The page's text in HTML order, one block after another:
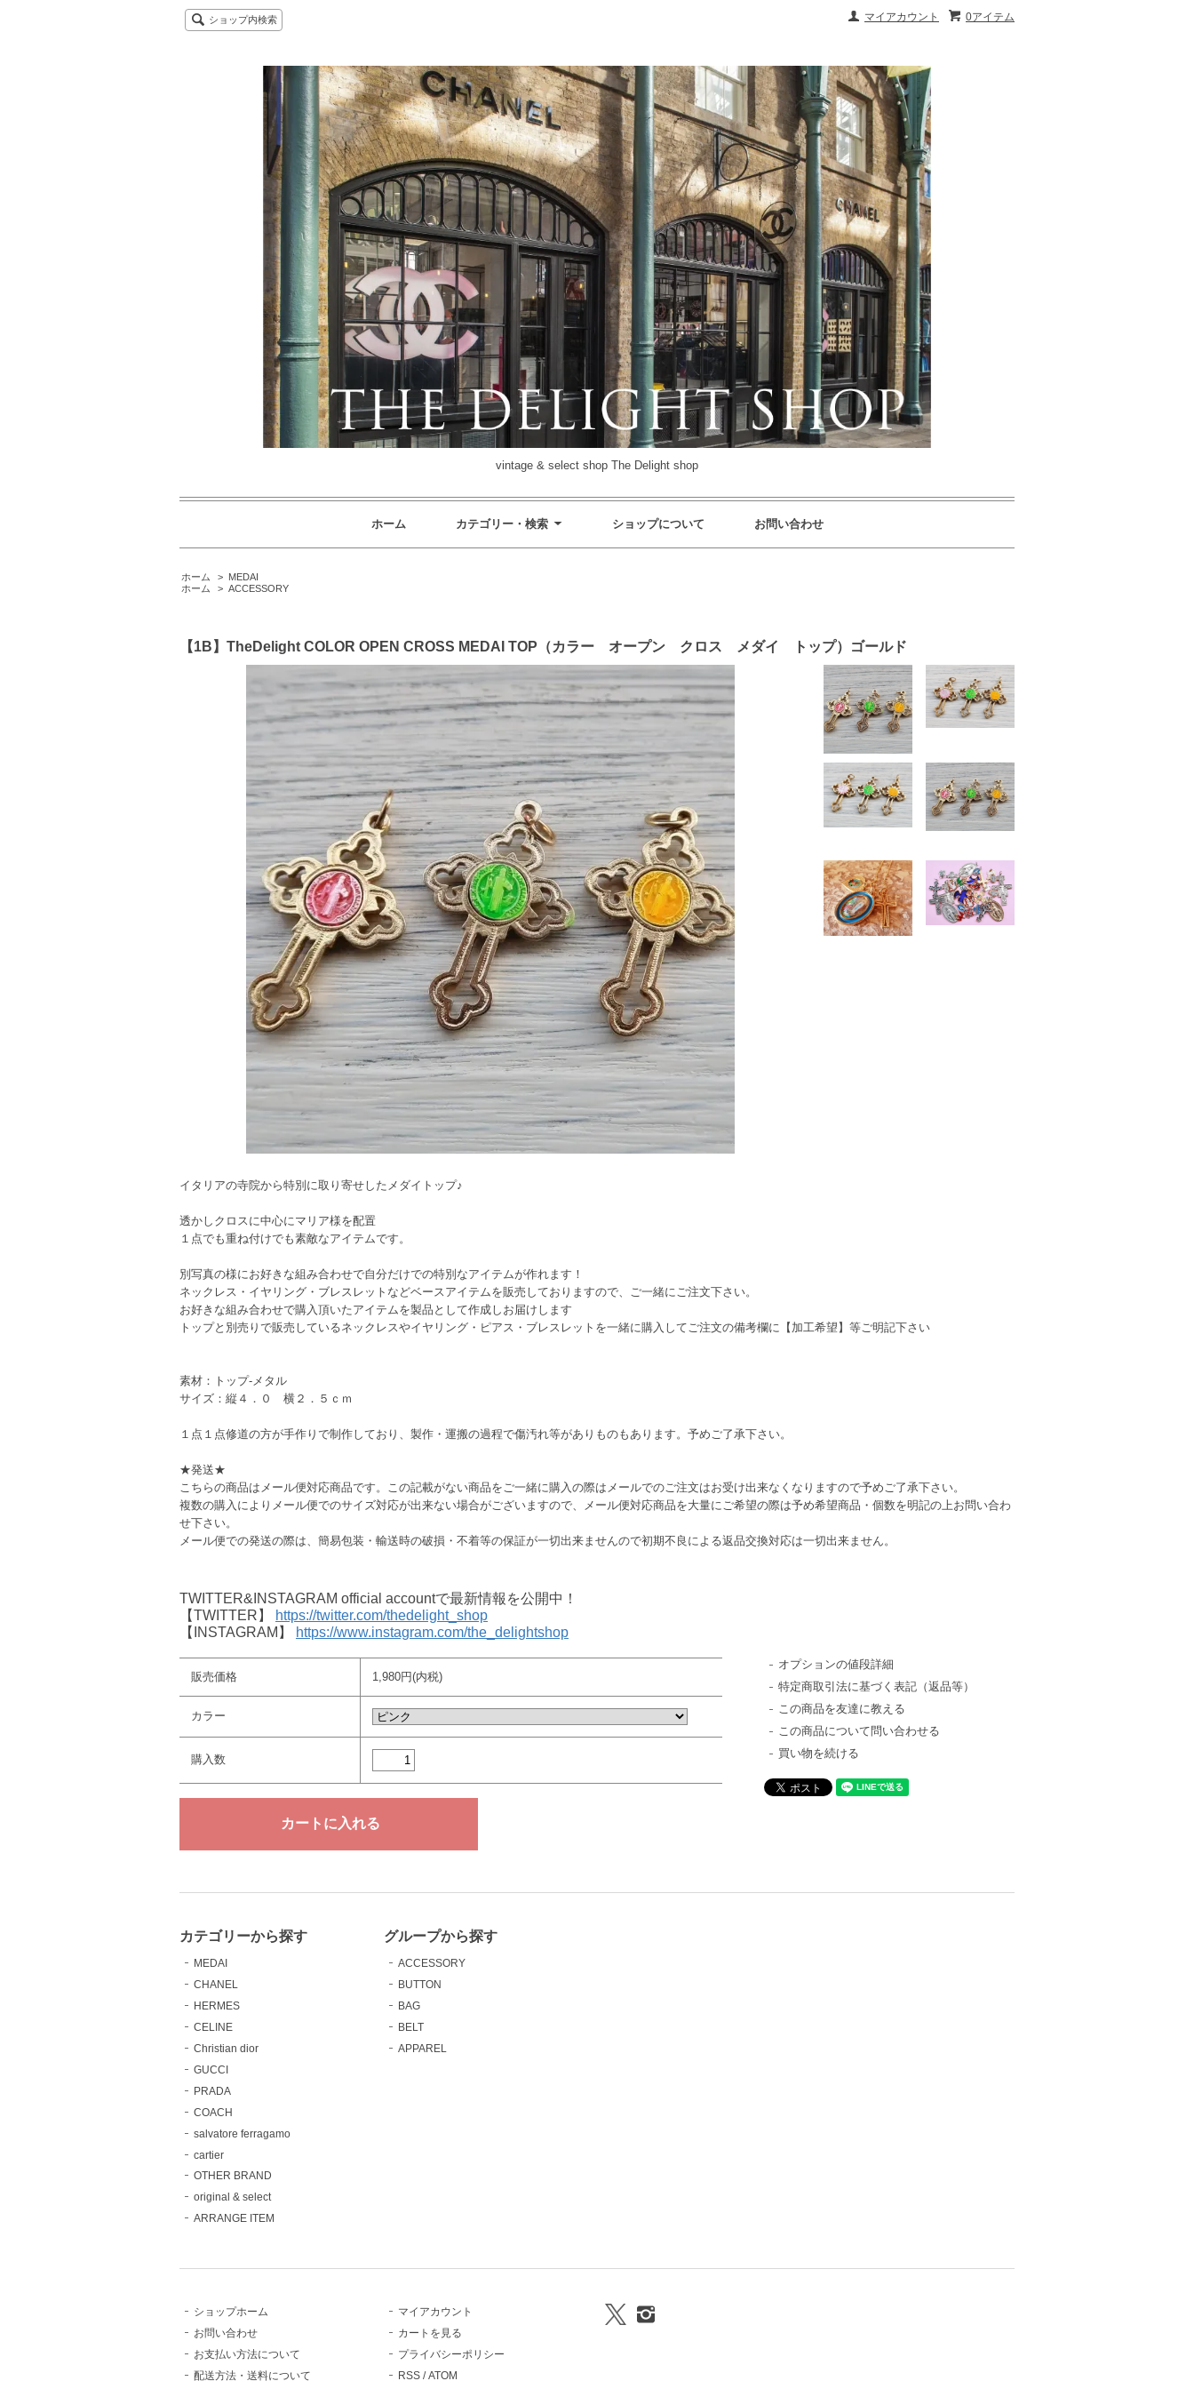
0アイテム
マイアカウント
ショップ内検索
vintage & select shop The Delight shop
ホーム カテゴリー・検索 ショップについて お問い合わせ
ホーム > MEDAI
ホーム
> ACCESSORY
【1B】TheDelight COLOR OPEN CROSS MEDAI TOP（カラー オープン クロス メダイ トップ）ゴールド
イタリアの寺院から特別に取り寄せしたメダイトップ♪
透かしクロスに中心にマリア様を配置
１点でも重ね付けでも素敵なアイテムです。
別写真の様にお好きな組み合わせで自分だけでの特別なアイテムが作れます！
ネックレス・イヤリング・ブレスレットなどベースアイテムを販売しておりますので、ご一緒にご注文下さい。
お好きな組み合わせで購入頂いたアイテムを製品として作成しお届けします
トップと別売りで販売しているネックレスやイヤリング・ピアス・ブレスレットを一緒に購入してご注文の備考欄に【加工希望】等ご明記下さい
素材：トップ-メタル
サイズ：縦４．０ 横２．５ｃｍ
１点１点修道の方が手作りで制作しており、製作・運搬の過程で傷汚れ等がありものもあります。予めご了承下さい。
★発送★
こちらの商品はメール便対応商品です。この記載がない商品をご一緒に購入の際はメールでのご注文はお受け出来なくなりますので予めご了承下さい。
複数の購入によりメール便でのサイズ対応が出来ない場合がございますので、メール便対応商品を大量にご希望の際は予め希望商品・個数を明記の上お問い合わ
せ下さい。
メール便での発送の際は、簡易包装・輸送時の破損・不着等の保証が一切出来ませんので初期不良による返品交換対応は一切出来ません。
TWITTER&INSTAGRAM official accountで最新情報を公開中！
【TWITTER】
https://twitter.com/thedelight_shop
【INSTAGRAM】
https://www.instagram.com/the_delightshop
販売価格 1,980円(内税)
カラー
購入数
オプションの値段詳細
特定商取引法に基づく表記（返品等）
この商品を友達に教える
この商品について問い合わせる
買い物を続ける
カテゴリーから探す
MEDAI
CHANEL
HERMES
CELINE
Christian dior
GUCCI
PRADA
COACH
salvatore ferragamo
cartier
OTHER BRAND
original & select
ARRANGE ITEM
グループから探す
ACCESSORY
BUTTON
BAG
BELT
APPAREL
ショップホーム
お問い合わせ
お支払い方法について
配送方法・送料について
マイアカウント
カートを見る
プライバシーポリシー
RSS /ATOM